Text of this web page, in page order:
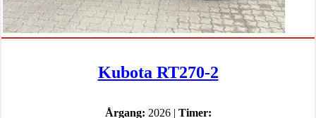
Kubota RT270-2
Årgang: 2026 | Timer: